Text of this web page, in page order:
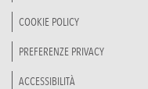
COOKIE POLICY
PREFERENZE PRIVACY
ACCESSIBILITÀ